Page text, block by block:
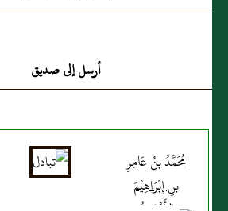
أرسل إلى صديق
مُحَمَّدُ بنُ عَامِرِ
بنِ إِبْرَاهِيْمَ